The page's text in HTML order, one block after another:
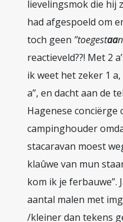
lievelingsmok die hij
had afgespoeld om
toch geen ”toegestaa
reactieveld??! Met 2
ik weet het zeker 1
a”, en dacht aan de
Hagenese
campinghouder
stacaravan moest
klaûwe van mun
kom ik je ferbauwe”.
aantal malen met
/kleiner dan tekens